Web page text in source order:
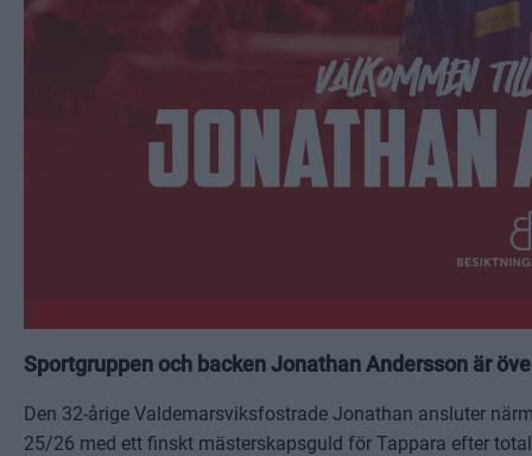
Sportgruppen och backen Jonathan Andersson är
Den 32-årige Valdemarsviksfostrade Jonathan ansluter
25/26 med ett finskt mästerskapsguld för Tappara efter